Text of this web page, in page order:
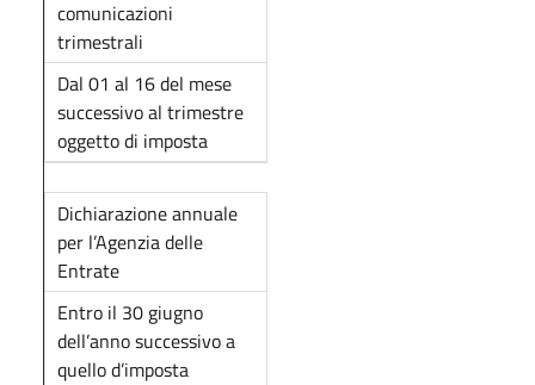
comunicazioni
trimestrali
Dal 01 al 16 del mese
successivo al trimestre
oggetto di imposta
Dichiarazione annuale
per l’Agenzia delle
Entrate
Entro il 30 giugno
dell’anno successivo a
quello d’imposta